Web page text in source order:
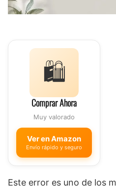
🛍️
Comprar Ahora
Muy valorado
Ver en Amazon
Envío rápido y seguro
Este error es uno de los